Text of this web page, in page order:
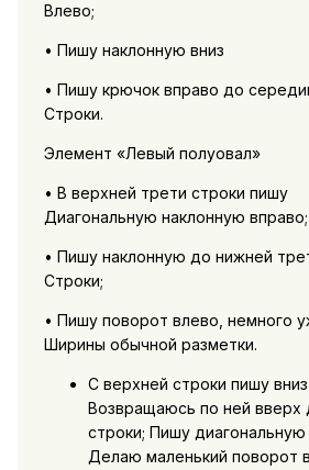
Влево;
• Пишу наклонную вниз
• Пишу крючок вправо до
Строки.
Элемент «Левый полуовал»
• В верхней трети строки пишу
Диагональную наклонную вправо;
• Пишу наклонную до нижней
Строки;
• Пишу поворот влево, немного
Ширины обычной разметки.
С верхней строки пишу
Возвращаюсь по ней вверх
строки; Пишу
Делаю маленький поворот